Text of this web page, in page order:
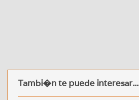
Tambi�n te puede interesar...